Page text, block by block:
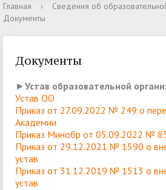
Главная › Сведения об
Документы
Документы
► Устав образовательной
Устав ОО
Приказ от 27.09.2022 № 249 о
Академии
Приказ Минобр от 05.09.2022 №
Приказ от 29.12.2021 № 1590 о
устав
Приказ от 31.12.2019 № 1513 о
устав